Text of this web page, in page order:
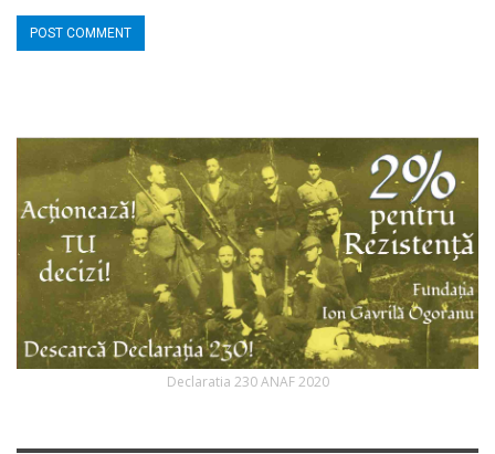
Declaratia 230 ANAF 2020